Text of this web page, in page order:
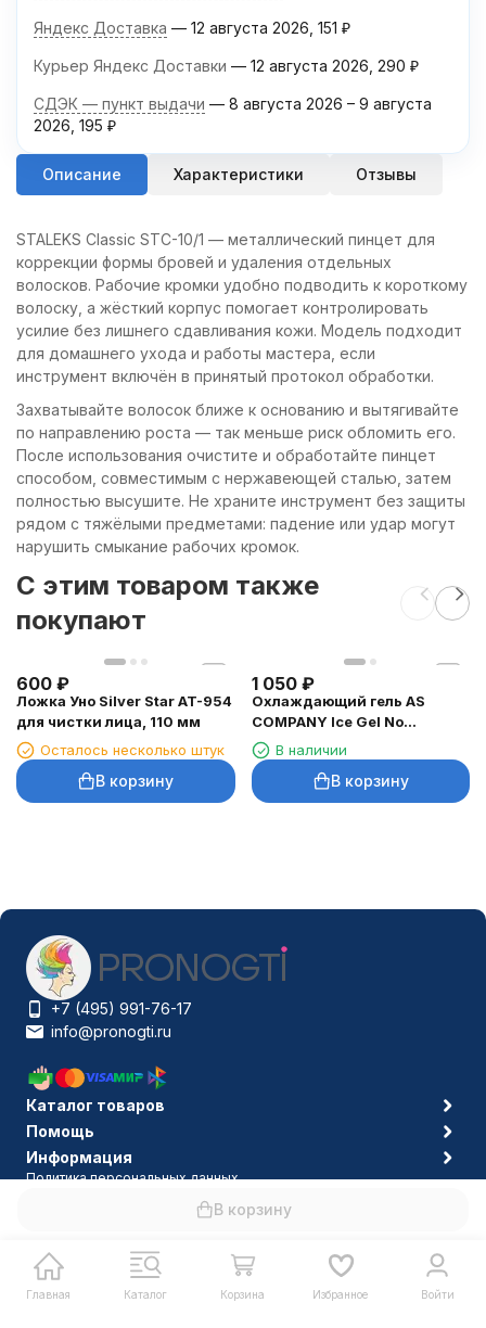
В корзину
Яндекс Доставка 12 августа 2026 151 ₽
Курьер Яндекс Доставки 12 августа 2026 290 ₽
СДЭК — пункт выдачи 8 августа 2026 – 9 августа
2026 195 ₽
Описание Характеристики Отзывы
STALEKS Classic STC-10/1 — металлический пинцет для
коррекции формы бровей и удаления отдельных
волосков. Рабочие кромки удобно подводить к короткому
волоску, а жёсткий корпус помогает контролировать
усилие без лишнего сдавливания кожи. Модель подходит
для домашнего ухода и работы мастера, если
инструмент включён в принятый протокол обработки.
Захватывайте волосок ближе к основанию и вытягивайте
по направлению роста — так меньше риск обломить его.
После использования очистите и обработайте пинцет
способом, совместимым с нержавеющей сталью, затем
полностью высушите. Не храните инструмент без защиты
рядом с тяжёлыми предметами: падение или удар могут
нарушить смыкание рабочих кромок.
C этим товаром также
покупают
600 ₽
Ложка Уно Silver Star AT-954
для чистки лица, 110 мм
Осталось несколько штук
В корзину
1 050 ₽
Охлаждающий гель AS
COMPANY Ice Gel No
Lidocaine, 15 мл
В наличии
В корзину
Главная Каталог Корзина Избранное Войти
+7 (495) 991-76-17
info@pronogti.ru
Каталог товаров
Помощь
Информация
Политика персональных данных